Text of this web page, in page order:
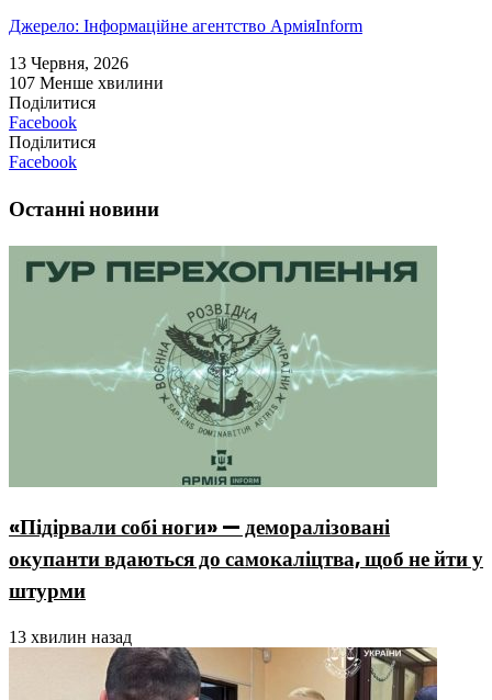
Джерело: Інформаційне агентство АрміяInform
13 Червня, 2026
107 Менше хвилини
Поділитися
Facebook
Поділитися
Facebook
Останні новини
«Підірвали собі ноги» — деморалізовані
окупанти вдаються до самокаліцтва, щоб не йти у
штурми
13 хвилин назад